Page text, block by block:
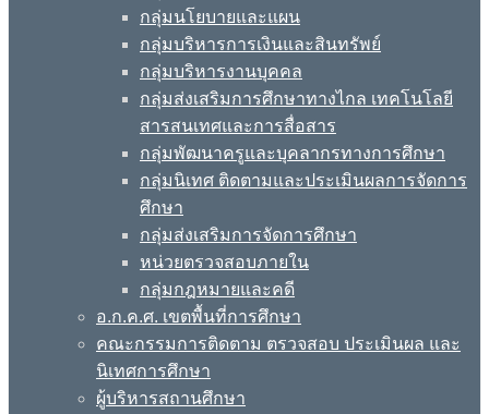
กลุ่มนโยบายและแผน
กลุ่มบริหารการเงินและสินทรัพย์
กลุ่มบริหารงานบุคคล
กลุ่มส่งเสริมการศึกษาทางไกล เทคโนโลยี
สารสนเทศและการสื่อสาร
กลุ่มพัฒนาครูและบุคลากรทางการศึกษา
กลุ่มนิเทศ ติดตามและประเมินผลการจัดการ
ศึกษา
กลุ่มส่งเสริมการจัดการศึกษา
หน่วยตรวจสอบภายใน
กลุ่มกฎหมายและคดี
อ.ก.ค.ศ. เขตพื้นที่การศึกษา
คณะกรรมการติดตาม ตรวจสอบ ประเมินผล และ
นิเทศการศึกษา
ผู้บริหารสถานศึกษา